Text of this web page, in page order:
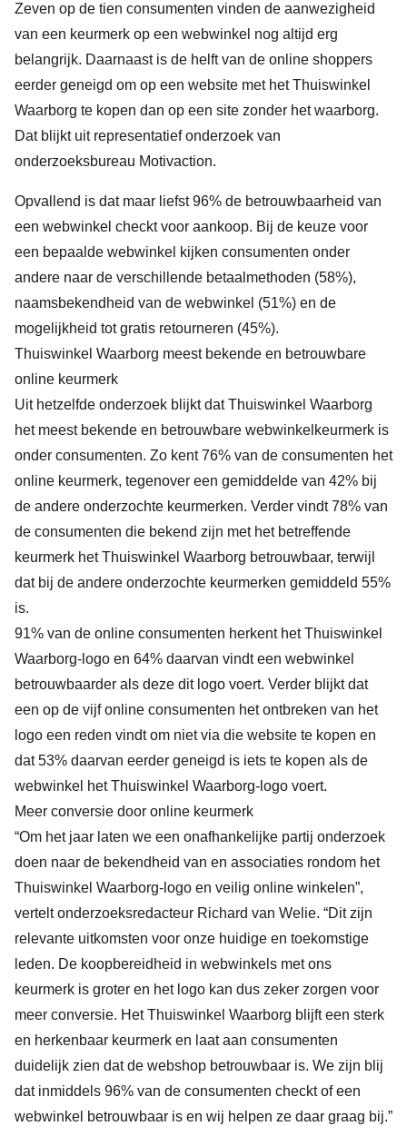
Zeven op de tien consumenten vinden de aanwezigheid
van een keurmerk op een webwinkel nog altijd erg
belangrijk. Daarnaast is de helft van de online shoppers
eerder geneigd om op een website met het Thuiswinkel
Waarborg te kopen dan op een site zonder het waarborg.
Dat blijkt uit representatief onderzoek van
onderzoeksbureau Motivaction.
Opvallend is dat maar liefst 96% de betrouwbaarheid van
een webwinkel checkt voor aankoop. Bij de keuze voor
een bepaalde webwinkel kijken consumenten onder
andere naar de verschillende betaalmethoden (58%),
naamsbekendheid van de webwinkel (51%) en de
mogelijkheid tot gratis retourneren (45%).
Thuiswinkel Waarborg meest bekende en betrouwbare
online keurmerk
Uit hetzelfde onderzoek blijkt dat Thuiswinkel Waarborg
het meest bekende en betrouwbare webwinkelkeurmerk is
onder consumenten. Zo kent 76% van de consumenten het
online keurmerk, tegenover een gemiddelde van 42% bij
de andere onderzochte keurmerken. Verder vindt 78% van
de consumenten die bekend zijn met het betreffende
keurmerk het Thuiswinkel Waarborg betrouwbaar, terwijl
dat bij de andere onderzochte keurmerken gemiddeld 55%
is.
91% van de online consumenten herkent het Thuiswinkel
Waarborg-logo en 64% daarvan vindt een webwinkel
betrouwbaarder als deze dit logo voert. Verder blijkt dat
een op de vijf online consumenten het ontbreken van het
logo een reden vindt om niet via die website te kopen en
dat 53% daarvan eerder geneigd is iets te kopen als de
webwinkel het Thuiswinkel Waarborg-logo voert.
Meer conversie door online keurmerk
“Om het jaar laten we een onafhankelijke partij onderzoek
doen naar de bekendheid van en associaties rondom het
Thuiswinkel Waarborg-logo en veilig online winkelen”,
vertelt onderzoeksredacteur Richard van Welie. “Dit zijn
relevante uitkomsten voor onze huidige en toekomstige
leden. De koopbereidheid in webwinkels met ons
keurmerk is groter en het logo kan dus zeker zorgen voor
meer conversie. Het Thuiswinkel Waarborg blijft een sterk
en herkenbaar keurmerk en laat aan consumenten
duidelijk zien dat de webshop betrouwbaar is. We zijn blij
dat inmiddels 96% van de consumenten checkt of een
webwinkel betrouwbaar is en wij helpen ze daar graag bij.”